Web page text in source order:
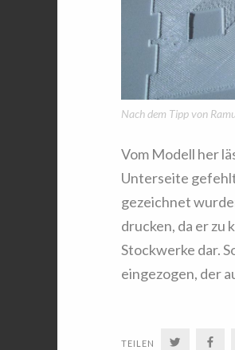
Nach dem Tipp von
Vom Modell her
Unterseite
gezeichnet
drucken, da er zu
Stockwerke dar.
eingezogen, der
TEILEN TWITTER